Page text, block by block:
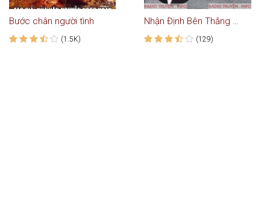
Bước chân người tình
(1.5K)
Nhận Định Bên Thắng Cuộc
(129)